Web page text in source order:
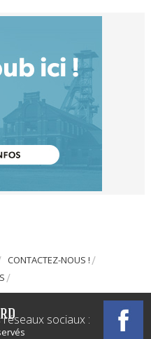
CONTACTEZ-NOUS !
sociaux :